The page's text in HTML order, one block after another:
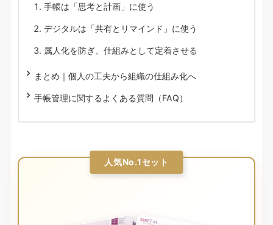
手帳は「思考と計画」に使う
デジタルは「共有とリマインド」に使う
属人化を防ぎ、仕組みとして定着させる
まとめ｜個人の工夫から組織の仕組み化へ
手帳管理に関するよくある質問（FAQ）
人気No.1セット